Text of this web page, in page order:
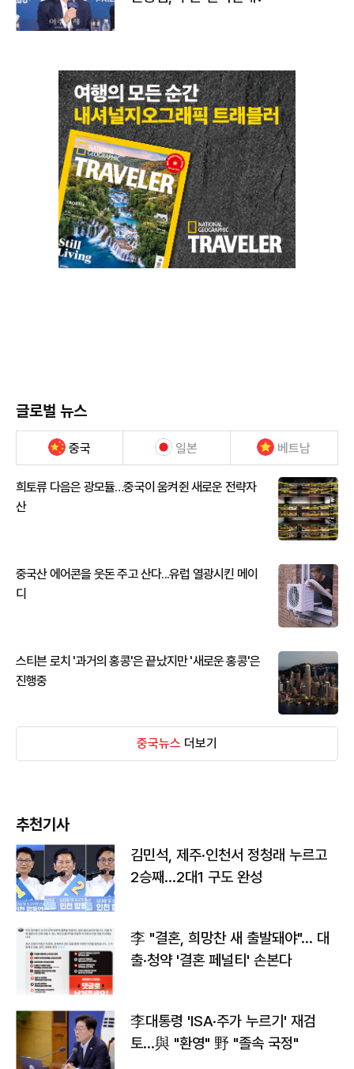
글로벌 뉴스
중국 일본 베트남
희토류 다음은 광모듈…중국이 움켜쥔 새로운 전략자
산
중국산 에어콘을 웃돈 주고 산다...유럽 열광시킨 메이
디
스티븐 로치 '과거의 홍콩'은 끝났지만 '새로운 홍콩'은
진행중
중국뉴스 더보기
추천기사
김민석, 제주·인천서 정청래 누르고
2승째…2대1 구도 완성
李 "결혼, 희망찬 새 출발돼야"… 대
출·청약 '결혼 페널티' 손본다
李대통령 'ISA·주가 누르기' 재검
토…與 "환영" 野 "졸속 국정"